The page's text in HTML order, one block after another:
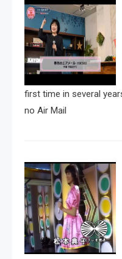
first time in several
no Air Mail